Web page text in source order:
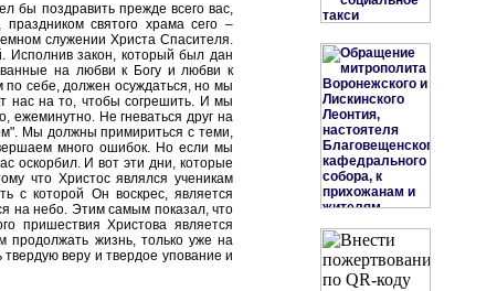
бы поздравить прежде всего вас,
святого храма сего –
служении Христа Спасителя.
закон, который был дан
на любви к Богу и любви к
по себе, должен осуждаться, но мы
нас на то, чтобы согрешить. И мы
ежеминутно. Не гневаться друг на
Мы должны примириться с теми,
много ошибок. Но если мы
оскорбил. И вот эти дни, которые
что Христос являлся ученикам
с которой Он воскрес, является
на небо. Этим самым показал, что
пришествия Христова является
продолжать жизнь, только уже на
веру и твердое упование и